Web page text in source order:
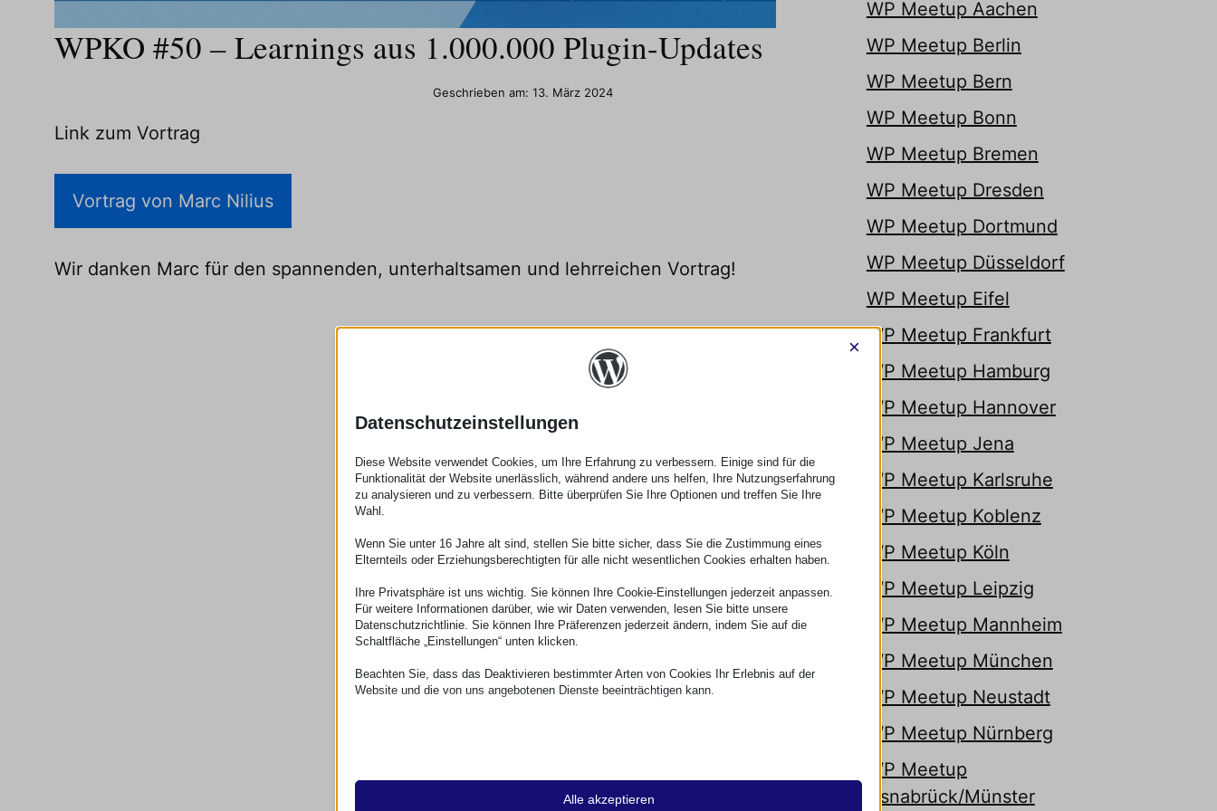
WPKO #50 – Learnings aus 1.000.000 Plugin-Updates
Geschrieben am:13. März 2024
Link zum Vortrag
Vortrag von Marc Nilius
Wir danken Marc für den spannenden, unterhaltsamen und lehrreichen Vortrag!
WP Meetup Aachen
WP Meetup Berlin
WP Meetup Bern
WP Meetup Bonn
WP Meetup Bremen
WP Meetup Dresden
WP Meetup Dortmund
WP Meetup Düsseldorf
WP Meetup Eifel
WP Meetup Frankfurt
WP Meetup Hamburg
WP Meetup Hannover
WP Meetup Jena
WP Meetup Karlsruhe
WP Meetup Koblenz
WP Meetup Köln
WP Meetup Leipzig
WP Meetup Mannheim
WP Meetup München
WP Meetup Neustadt
WP Meetup Nürnberg
WP Meetup
Osnabrück/Münster
Datenschutzeinstellungen
×
Diese Website verwendet Cookies, um Ihre Erfahrung zu verbessern. Einige sind für die
Funktionalität der Website unerlässlich, während andere uns helfen, Ihre Nutzungserfahrung
zu analysieren und zu verbessern. Bitte überprüfen Sie Ihre Optionen und treffen Sie Ihre
Wahl.
Wenn Sie unter 16 Jahre alt sind, stellen Sie bitte sicher, dass Sie die Zustimmung eines
Elternteils oder Erziehungsberechtigten für alle nicht wesentlichen Cookies erhalten haben.
Ihre Privatsphäre ist uns wichtig. Sie können Ihre Cookie-Einstellungen jederzeit anpassen.
Für weitere Informationen darüber, wie wir Daten verwenden, lesen Sie bitte unsere
Datenschutzrichtlinie. Sie können Ihre Präferenzen jederzeit ändern, indem Sie auf die
Schaltfläche „Einstellungen“ unten klicken.
Beachten Sie, dass das Deaktivieren bestimmter Arten von Cookies Ihr Erlebnis auf der
Website und die von uns angebotenen Dienste beeinträchtigen kann.
erfordern keine Zustimmung des Nutzers gemäß der DSGVO.
Details anzeigen
Alle akzeptieren